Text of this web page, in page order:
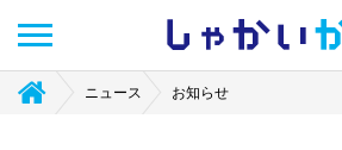
しゃかい
ニュース お知らせ